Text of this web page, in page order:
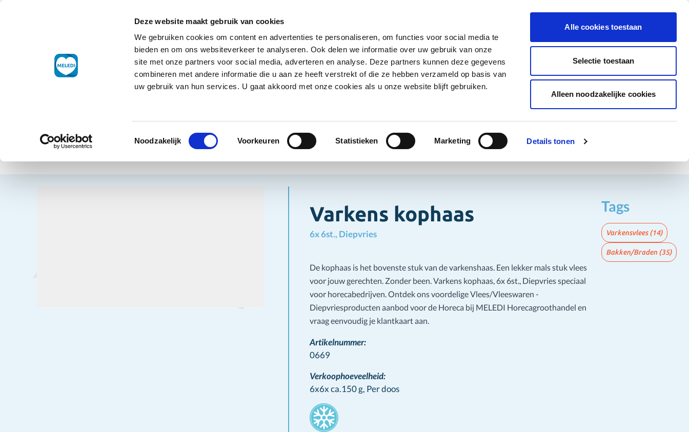
Deze website maakt gebruik van cookies
We gebruiken cookies om content en advertenties te personaliseren, om functies voor social media te
bieden en om ons websiteverkeer te analyseren. Ook delen we informatie over uw gebruik van onze
site met onze partners voor social media, adverteren en analyse. Deze partners kunnen deze gegevens
combineren met andere informatie die u aan ze heeft verstrekt of die ze hebben verzameld op basis van
uw gebruik van hun services. U gaat akkoord met onze cookies als u onze website blijft gebruiken.
Toestemmingsselectie
Noodzakelijk Voorkeuren Statistieken Marketing Details tonen
Alle cookies toestaan
Selectie toestaan
Alleen noodzakelijke cookies
Ga naar de inhoud
Droogwaren
Show submenu for Droogwaren category
Koelproducten
Show submenu for Koelproducten category
Diepvriesproducten
Show submenu for Diepvriesproducten category
Dranken
Show submenu for Dranken category
Non-Food
Alle deals
Word klant
Terug naar overzicht
Home Diepvriesproducten Vlees/Vleeswaren Varkens kophaas
Vlees/Vleeswaren
Varkens kophaas
6x 6st., Diepvries
De kophaas is het bovenste stuk van de varkenshaas. Een lekker mals stuk vlees
voor jouw gerechten. Zonder been. Varkens kophaas, 6x 6st., Diepvries speciaal
voor horecabedrijven. Ontdek ons voordelige Vlees/Vleeswaren -
Diepvriesproducten aanbod voor de Horeca bij MELEDI Horecagroothandel en
vraag eenvoudig je klantkaart aan.
Artikelnummer:
0669
Verkoophoeveelheid:
6x6x ca.150 g, Per doos
Stamps
Tags
Varkensvlees(14)
Bakken/Braden (35)